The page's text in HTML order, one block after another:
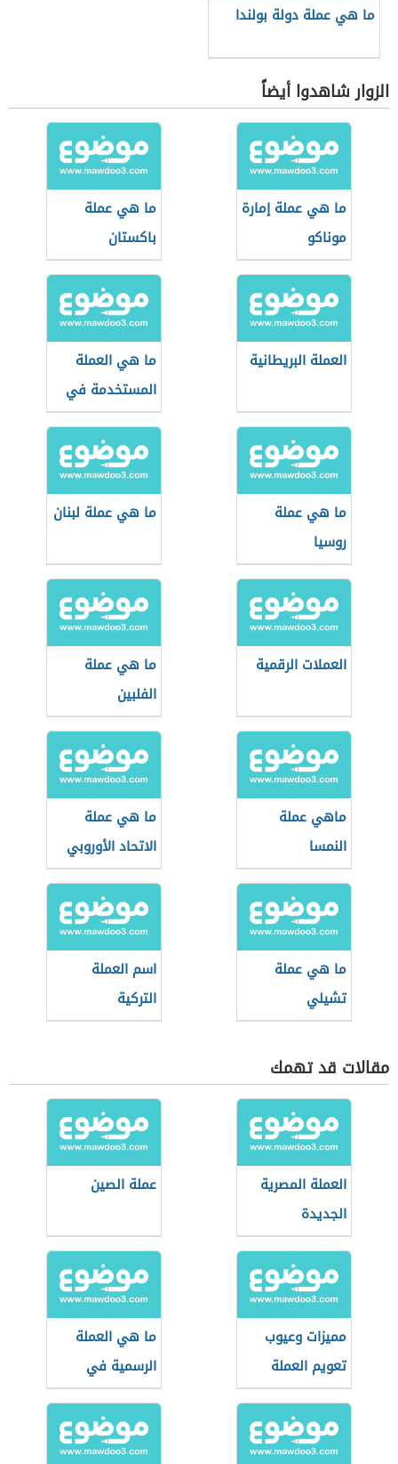
ما هي عملة دولة بولندا
الزوار شاهدوا أيضاً
ما هي عملة إمارة
موناكو
ما هي عملة
باكستان
العملة البريطانية
ما هي العملة
المستخدمة في
البرتغال
ما هي عملة
روسيا
ما هي عملة لبنان
العملات الرقمية
ما هي عملة
الفلبين
ماهي عملة
النمسا
ما هي عملة
الاتحاد الأوروبي
ما هي عملة
تشيلي
اسم العملة
التركية
مقالات قد تهمك
العملة المصرية
الجديدة
عملة الصين
مميزات وعيوب
تعويم العملة
ما هي العملة
الرسمية في
البرازيل